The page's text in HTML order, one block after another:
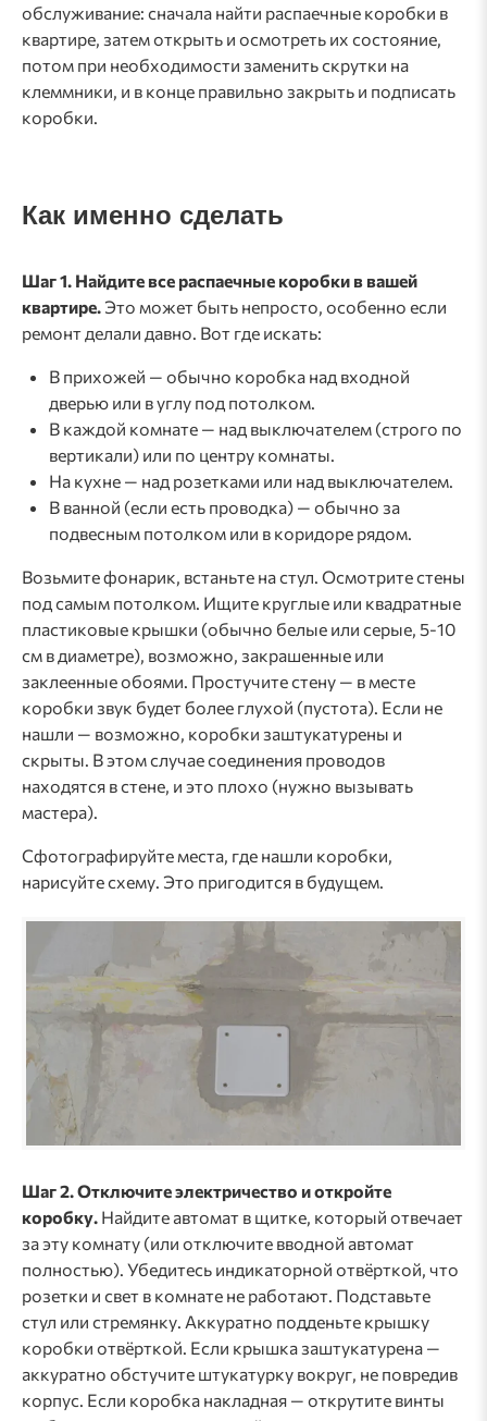
обслуживание: сначала найти распаечные коробки в
квартире, затем открыть и осмотреть их состояние,
потом при необходимости заменить скрутки на
клеммники, и в конце правильно закрыть и подписать
коробки.
Как именно сделать
Шаг 1. Найдите все распаечные коробки в вашей
квартире. Это может быть непросто, особенно если
ремонт делали давно. Вот где искать:
В прихожей — обычно коробка над входной
дверью или в углу под потолком.
В каждой комнате — над выключателем (строго по
вертикали) или по центру комнаты.
На кухне — над розетками или над выключателем.
В ванной (если есть проводка) — обычно за
подвесным потолком или в коридоре рядом.
Возьмите фонарик, встаньте на стул. Осмотрите стены
под самым потолком. Ищите круглые или квадратные
пластиковые крышки (обычно белые или серые, 5-10
см в диаметре), возможно, закрашенные или
заклеенные обоями. Простучите стену — в месте
коробки звук будет более глухой (пустота). Если не
нашли — возможно, коробки заштукатурены и
скрыты. В этом случае соединения проводов
находятся в стене, и это плохо (нужно вызывать
мастера).
Сфотографируйте места, где нашли коробки,
нарисуйте схему. Это пригодится в будущем.
Шаг 2. Отключите электричество и откройте
коробку. Найдите автомат в щитке, который отвечает
за эту комнату (или отключите вводной автомат
полностью). Убедитесь индикаторной отвёрткой, что
розетки и свет в комнате не работают. Подставьте
стул или стремянку. Аккуратно подденьте крышку
коробки отвёрткой. Если крышка заштукатурена —
аккуратно обстучите штукатурку вокруг, не повредив
корпус. Если коробка накладная — открутите винты